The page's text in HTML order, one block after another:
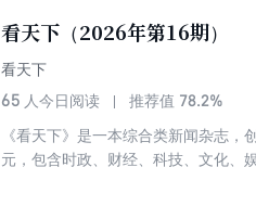
看天下（2026年第16期）
看天下
65 人今日阅读 推荐值 78.2%
《看天下》是一本综合类新闻杂志
元，包含时政、财经、科技、文化、